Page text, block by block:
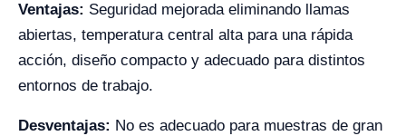
Ventajas: Seguridad mejorada eliminando llamas
abiertas, temperatura central alta para una rápida
acción, diseño compacto y adecuado para distintos
entornos de trabajo.
Desventajas: No es adecuado para muestras de gran